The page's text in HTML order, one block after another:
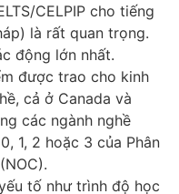
CELPIP cho tiếng
là rất quan trọng.
động lớn nhất.
được trao cho kinh
cả ở Canada và
các ngành nghề
1, 2 hoặc 3 của Phân
tố như trình độ học